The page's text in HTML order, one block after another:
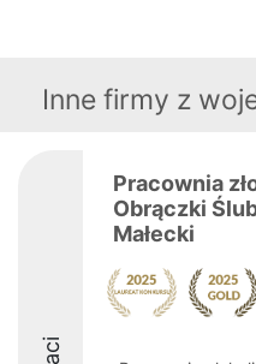
Inne firmy z
Pracownia
Obrączki
Małecki